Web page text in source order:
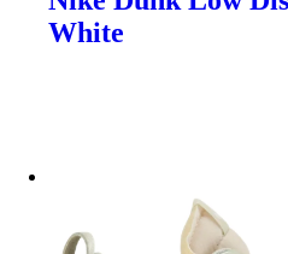
White